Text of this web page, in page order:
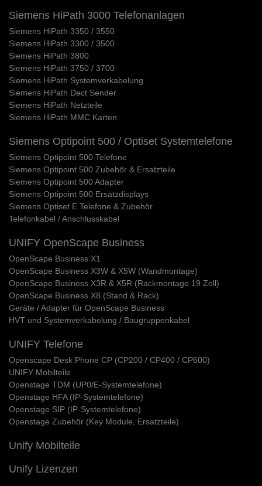
Siemens HiPath 3000 Telefonanlagen
Siemens HiPath 3350 / 3550
Siemens HiPath 3300 / 3500
Siemens HiPath 3800
Siemens HiPath 3750 / 3700
Siemens HiPath Systemverkabelung
Siemens HiPath Dect Sender
Siemens HiPath Netzteile
Siemens HiPath MMC Karten
Siemens Optipoint 500 / Optiset Systemtelefone
Siemens Optipoint 500 Telefone
Siemens Optipoint 500 Zubehör & Ersatzteile
Siemens Optipoint 500 Adapter
Siemens Optipoint 500 Ersatzdisplays
Siemens Optiset E Telefone & Zubehör
Telefonkabel / Anschlusskabel
UNIFY OpenScape Business
OpenScape Business X1
OpenScape Business X3W & X5W (Wandmontage)
OpenScape Business X3R & X5R (Rackmontage 19 Zoll)
OpenScape Business X8 (Stand & Rack)
Geräte / Adapter für OpenScape Business
HVT und Systemverkabelung / Baugruppenkabel
UNIFY Telefone
Openscape Desk Phone CP (CP200 / CP400 / CP600)
UNIFY Mobilteile
Openstage TDM (UP0/E-Systemtelefone)
Openstage HFA (IP-Systemtelefone)
Openstage SIP (IP-Systemtelefone)
Openstage Zubehör (Key Module, Ersatzteile)
Unify Mobilteile
Unify Lizenzen